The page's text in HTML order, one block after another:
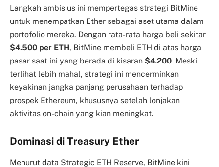
Langkah ambisius ini mempertegas strategi BitMine
untuk menempatkan Ether sebagai aset utama dalam
portofolio mereka. Dengan rata-rata harga beli sekitar
$4.500 per ETH, BitMine membeli ETH di atas harga
pasar saat ini yang berada di kisaran $4.200. Meski
terlihat lebih mahal, strategi ini mencerminkan
keyakinan jangka panjang perusahaan terhadap
prospek Ethereum, khususnya setelah lonjakan
aktivitas on-chain yang kian meningkat.
Dominasi di Treasury Ether
Menurut data Strategic ETH Reserve, BitMine kini